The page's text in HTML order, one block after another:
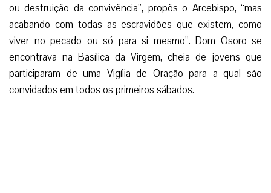
ou destruição da convivência”, propôs o Arcebispo, “mas
acabando com todas as escravidões que existem, como
viver no pecado ou só para si mesmo”. Dom Osoro se
encontrava na Basílica da Virgem, cheia de jovens que
participaram de uma Vigília de Oração para a qual são
convidados em todos os primeiros sábados.